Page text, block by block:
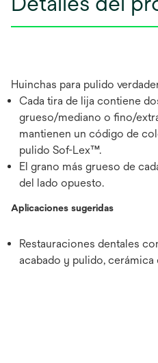
Huinchas para pulido
Cada tira de lija contiene
grueso/mediano o fino/
mantienen un código de
pulido Sof-Lex™.
El grano más grueso de
del lado opuesto.
Aplicaciones sugeridas
Restauraciones dentales
acabado y pulido,